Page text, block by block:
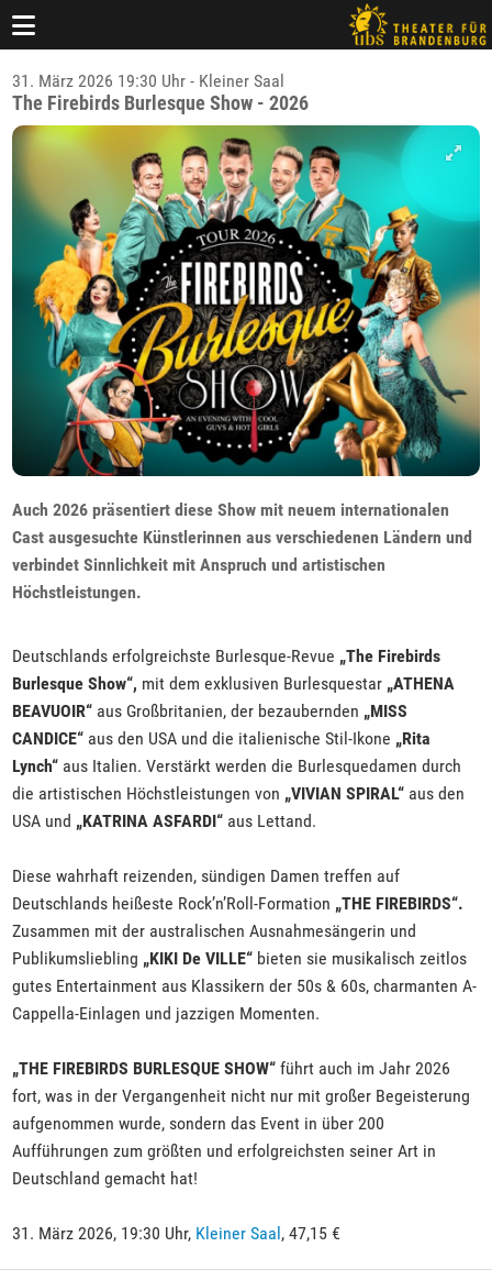
31. März 2026 19:30 Uhr - Kleiner Saal
The Firebirds Burlesque Show - 2026
Auch 2026 präsentiert diese Show mit neuem internationalen
Cast ausgesuchte Künstlerinnen aus verschiedenen Ländern und
verbindet Sinnlichkeit mit Anspruch und artistischen
Höchstleistungen.
Deutschlands erfolgreichste Burlesque-Revue „The Firebirds
Burlesque Show“, mit dem exklusiven Burlesquestar „ATHENA
BEAVUOIR“ aus Großbritanien, der bezaubernden „MISS
CANDICE“ aus den USA und die italienische Stil-Ikone „Rita
Lynch“ aus Italien. Verstärkt werden die Burlesquedamen durch
die artistischen Höchstleistungen von „VIVIAN SPIRAL“ aus den
USA und „KATRINA ASFARDI“ aus Lettand.
Diese wahrhaft reizenden, sündigen Damen treffen auf
Deutschlands heißeste Rock’n’Roll-Formation „THE FIREBIRDS“.
Zusammen mit der australischen Ausnahmesängerin und
Publikumsliebling „KIKI De VILLE“ bieten sie musikalisch zeitlos
gutes Entertainment aus Klassikern der 50s & 60s, charmanten A-
Cappella-Einlagen und jazzigen Momenten.
„THE FIREBIRDS BURLESQUE SHOW“ führt auch im Jahr 2026
fort, was in der Vergangenheit nicht nur mit großer Begeisterung
aufgenommen wurde, sondern das Event in über 200
Aufführungen zum größten und erfolgreichsten seiner Art in
Deutschland gemacht hat!
31. März 2026, 19:30 Uhr, Kleiner Saal , 47,15 €